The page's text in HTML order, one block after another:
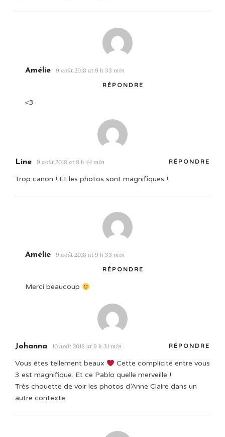
Amélie 9 août 2018 at 9 h 33 min
RÉPONDRE
<3
Line 9 août 2018 at 8 h 44 min RÉPONDRE
Trop canon ! Et les photos sont magnifiques !
Amélie 9 août 2018 at 9 h 33 min
RÉPONDRE
Merci beaucoup
Johanna 10 août 2018 at 9 h 31 min RÉPONDRE
Vous êtes tellement beaux
Cette complicité entre vous
3 est magnifique. Et ce Pablo quelle merveille !
Très chouette de voir les photos d’Anne Claire dans un
autre contexte